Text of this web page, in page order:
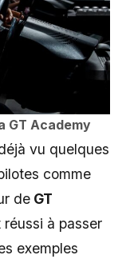
GT Academy
vu quelques
comme
de GT
réussi à passer
exemples